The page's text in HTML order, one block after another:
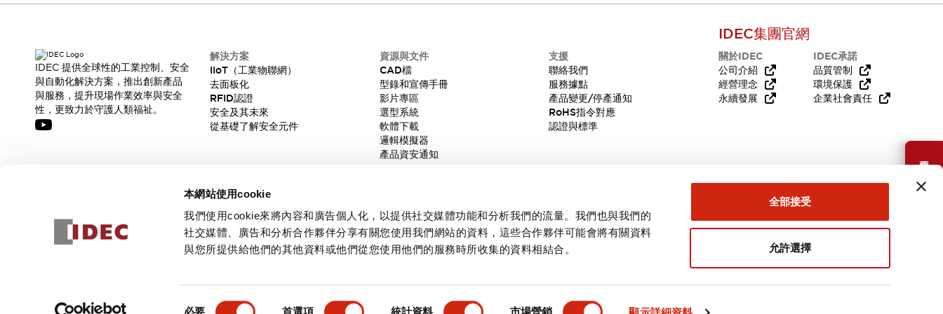
本網站使用cookie
我們使用cookie來將內容和廣告個人化，以提供社交媒體功能和分析我們的流量。我們也與我們的
社交媒體、廣告和分析合作夥伴分享有關您使用我們網站的資料，這些合作夥伴可能會將有關資料
與您所提供給他們的其他資料或他們從您使用他們的服務時所收集的資料相結合。
必要 首選項 統計資料 市場營銷
全部接受
允許選擇
需要幫助嗎？
IDEC 提供全球性的工業控制、安全
與自動化解決方案，推出創新產品
與服務，提升現場作業效率與安全
性，更致力於守護人類福祉。
解決方案
IIoT（工業物聯網）
去面板化
RFID認證
安全及其未來
從基礎了解安全元件
資源與文件
CAD檔
型錄和宣傳手冊
影片專區
選型系統
軟體下載
邏輯模擬器
產品資安通知
支援
聯絡我們
服務據點
產品變更/停產通知
RoHS指令對應
認證與標準
IDEC集團官網
關於IDEC
公司介紹
經營理念
永續發展
IDEC承諾
品質管制
環境保護
企業社會責任
訂閱
隱私權政策使用條款 台灣